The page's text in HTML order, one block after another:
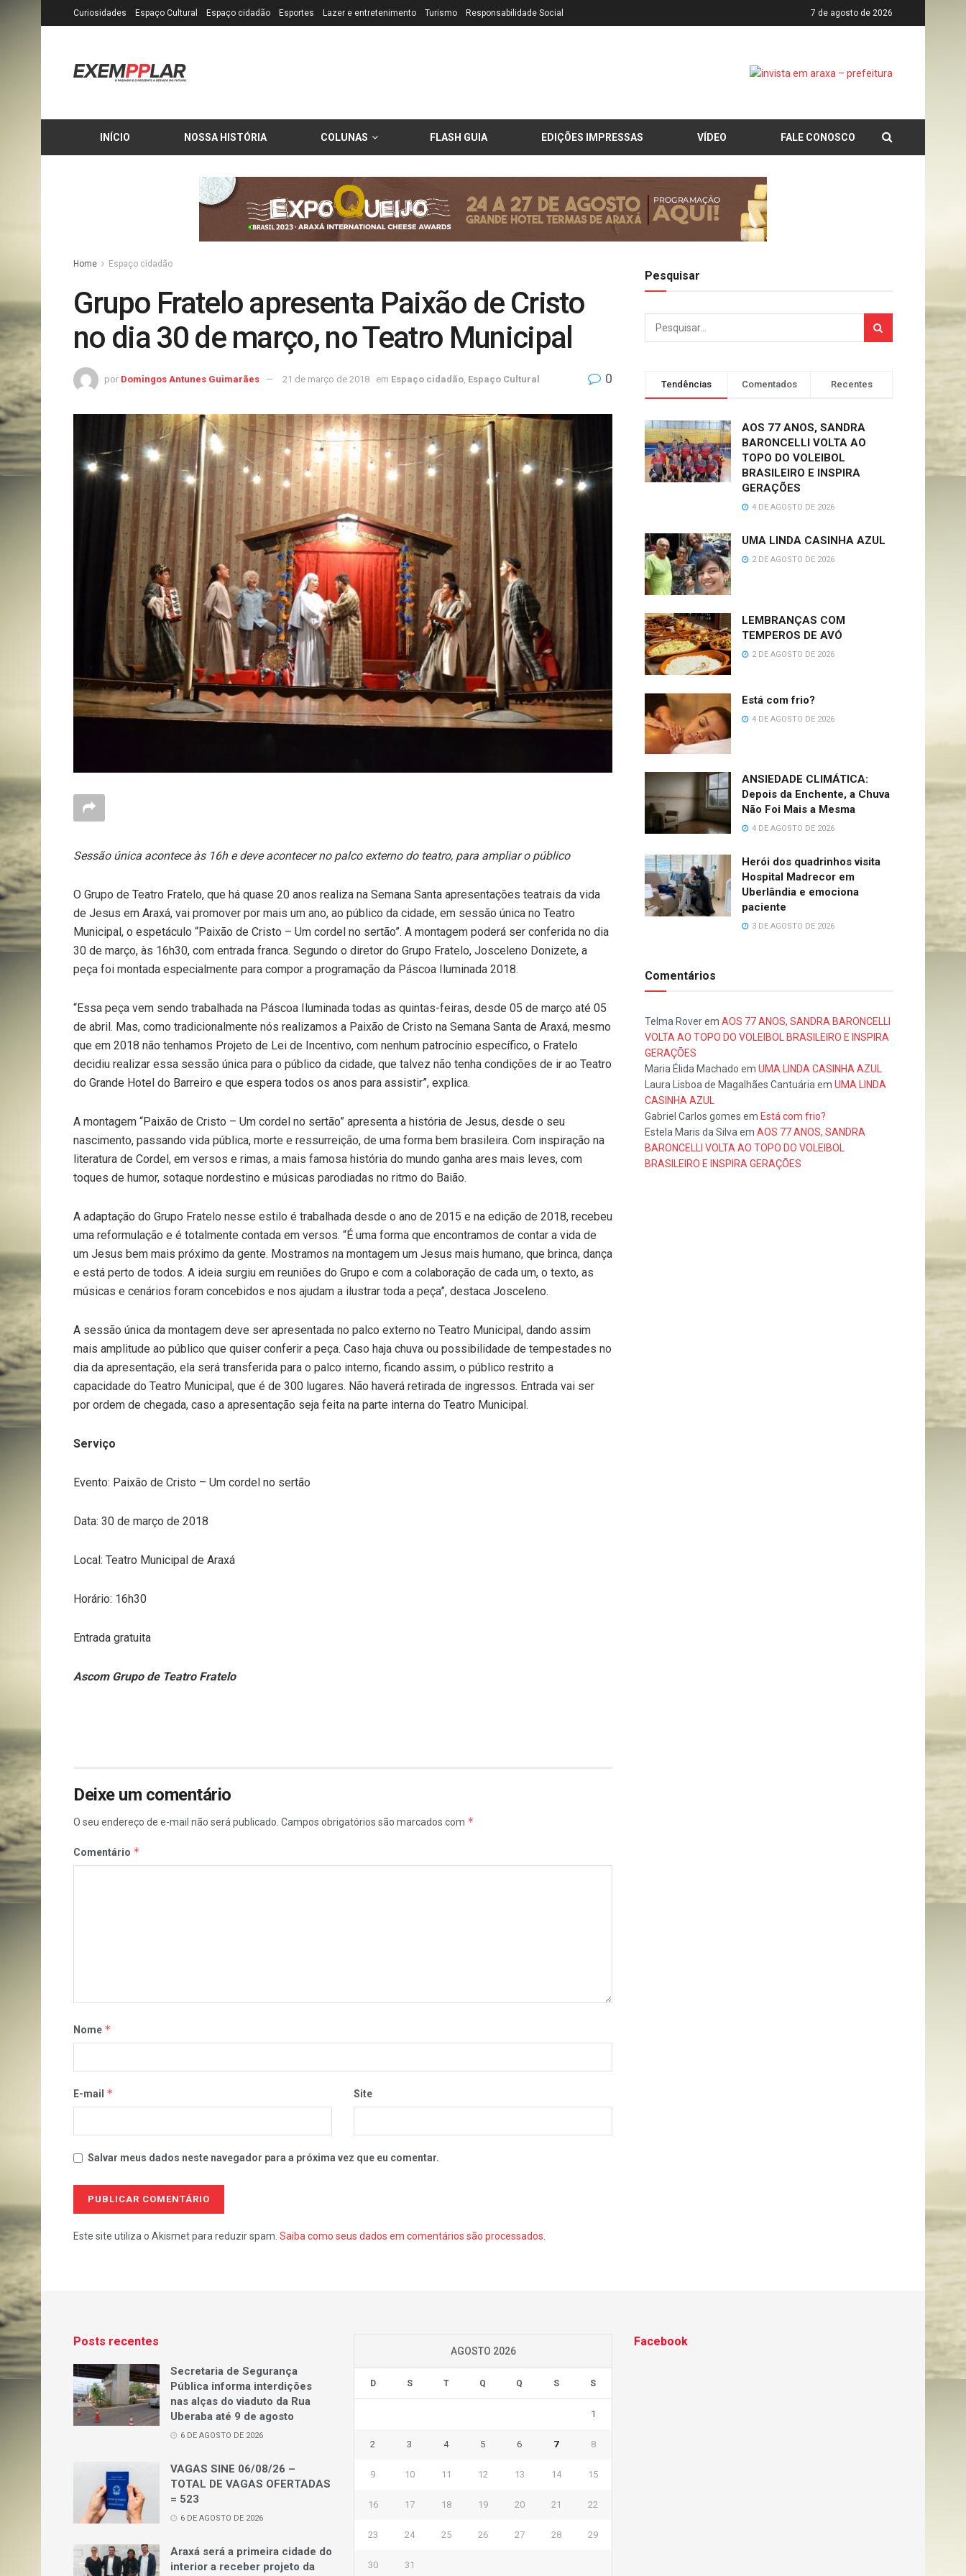
Curiosidades Espaço Cultural Espaço cidadão Esportes Lazer e entretenimento Turismo Responsabilidade Social 7 de agosto de 2026
INÍCIO NOSSA HISTÓRIA COLUNAS FLASH GUIA EDIÇÕES IMPRESSAS VÍDEO FALE CONOSCO
Home Espaço cidadão
Grupo Fratelo apresenta Paixão de Cristo
no dia 30 de março, no Teatro Municipal
por Domingos Antunes Guimarães 21 de março de 2018 em Espaço cidadão Espaço Cultural 0
Sessão única acontece às 16h e deve acontecer no palco externo do teatro, para ampliar o público
O Grupo de Teatro Fratelo, que há quase 20 anos realiza na Semana Santa apresentações teatrais da vida
de Jesus em Araxá, vai promover por mais um ano, ao público da cidade, em sessão única no Teatro
Municipal, o espetáculo “Paixão de Cristo – Um cordel no sertão”. A montagem poderá ser conferida no dia
30 de março, às 16h30, com entrada franca. Segundo o diretor do Grupo Fratelo, Josceleno Donizete, a
peça foi montada especialmente para compor a programação da Páscoa Iluminada 2018.
“Essa peça vem sendo trabalhada na Páscoa Iluminada todas as quintas-feiras, desde 05 de março até 05
de abril. Mas, como tradicionalmente nós realizamos a Paixão de Cristo na Semana Santa de Araxá, mesmo
que em 2018 não tenhamos Projeto de Lei de Incentivo, com nenhum patrocínio específico, o Fratelo
decidiu realizar essa sessão única para o público da cidade, que talvez não tenha condições de ir ao Teatro
do Grande Hotel do Barreiro e que espera todos os anos para assistir”, explica.
A montagem “Paixão de Cristo – Um cordel no sertão” apresenta a história de Jesus, desde o seu
nascimento, passando vida pública, morte e ressurreição, de uma forma bem brasileira. Com inspiração na
literatura de Cordel, em versos e rimas, a mais famosa história do mundo ganha ares mais leves, com
toques de humor, sotaque nordestino e músicas parodiadas no ritmo do Baião.
A adaptação do Grupo Fratelo nesse estilo é trabalhada desde o ano de 2015 e na edição de 2018, recebeu
uma reformulação e é totalmente contada em versos. “É uma forma que encontramos de contar a vida de
um Jesus bem mais próximo da gente. Mostramos na montagem um Jesus mais humano, que brinca, dança
e está perto de todos. A ideia surgiu em reuniões do Grupo e com a colaboração de cada um, o texto, as
músicas e cenários foram concebidos e nos ajudam a ilustrar toda a peça”, destaca Josceleno.
A sessão única da montagem deve ser apresentada no palco externo no Teatro Municipal, dando assim
mais amplitude ao público que quiser conferir a peça. Caso haja chuva ou possibilidade de tempestades no
dia da apresentação, ela será transferida para o palco interno, ficando assim, o público restrito a
capacidade do Teatro Municipal, que é de 300 lugares. Não haverá retirada de ingressos. Entrada vai ser
por ordem de chegada, caso a apresentação seja feita na parte interna do Teatro Municipal.
Serviço
Evento: Paixão de Cristo – Um cordel no sertão
Data: 30 de março de 2018
Local: Teatro Municipal de Araxá
Horário: 16h30
Entrada gratuita
Ascom Grupo de Teatro Fratelo
Deixe um comentário
O seu endereço de e-mail não será publicado. Campos obrigatórios são marcados com *
Comentário *
Nome *
E-mail * Site
Salvar meus dados neste navegador para a próxima vez que eu comentar.
Este site utiliza o Akismet para reduzir spam. Saiba como seus dados em comentários são processados.
Pesquisar
Tendências Comentados Recentes
AOS 77 ANOS, SANDRA
BARONCELLI VOLTA AO
TOPO DO VOLEIBOL
BRASILEIRO E INSPIRA
GERAÇÕES
4 DE AGOSTO DE 2026
UMA LINDA CASINHA AZUL
2 DE AGOSTO DE 2026
LEMBRANÇAS COM
TEMPEROS DE AVÓ
2 DE AGOSTO DE 2026
Está com frio?
4 DE AGOSTO DE 2026
ANSIEDADE CLIMÁTICA:
Depois da Enchente, a Chuva
Não Foi Mais a Mesma
4 DE AGOSTO DE 2026
Herói dos quadrinhos visita
Hospital Madrecor em
Uberlândia e emociona
paciente
3 DE AGOSTO DE 2026
Comentários
Telma Roverem AOS 77 ANOS, SANDRA BARONCELLI
VOLTA AO TOPO DO VOLEIBOL BRASILEIRO E INSPIRA
GERAÇÕES
Maria Élida Machado em UMA LINDA CASINHA AZUL
Laura Lisboa de Magalhães Cantuáriaem UMA LINDA
CASINHA AZUL
Gabriel Carlos gomes em Está com frio?
Estela Maris da Silvaem AOS 77 ANOS, SANDRA
BARONCELLI VOLTA AO TOPO DO VOLEIBOL
BRASILEIRO E INSPIRA GERAÇÕES
Posts recentes
Secretaria de Segurança
Pública informa interdições
nas alças do viaduto da Rua
Uberaba até 9 de agosto
6 DE AGOSTO DE 2026
VAGAS SINE 06/08/26 –
TOTAL DE VAGAS OFERTADAS
= 523
6 DE AGOSTO DE 2026
Araxá será a primeira cidade do
interior a receber projeto da
AGOSTO 2026
D S T Q Q S S
1
2 3 4 5 6 7 8
9 10 11 12 13 14 15
16 17 18 19 20 21 22
23 24 25 26 27 28 29
30 31
Facebook